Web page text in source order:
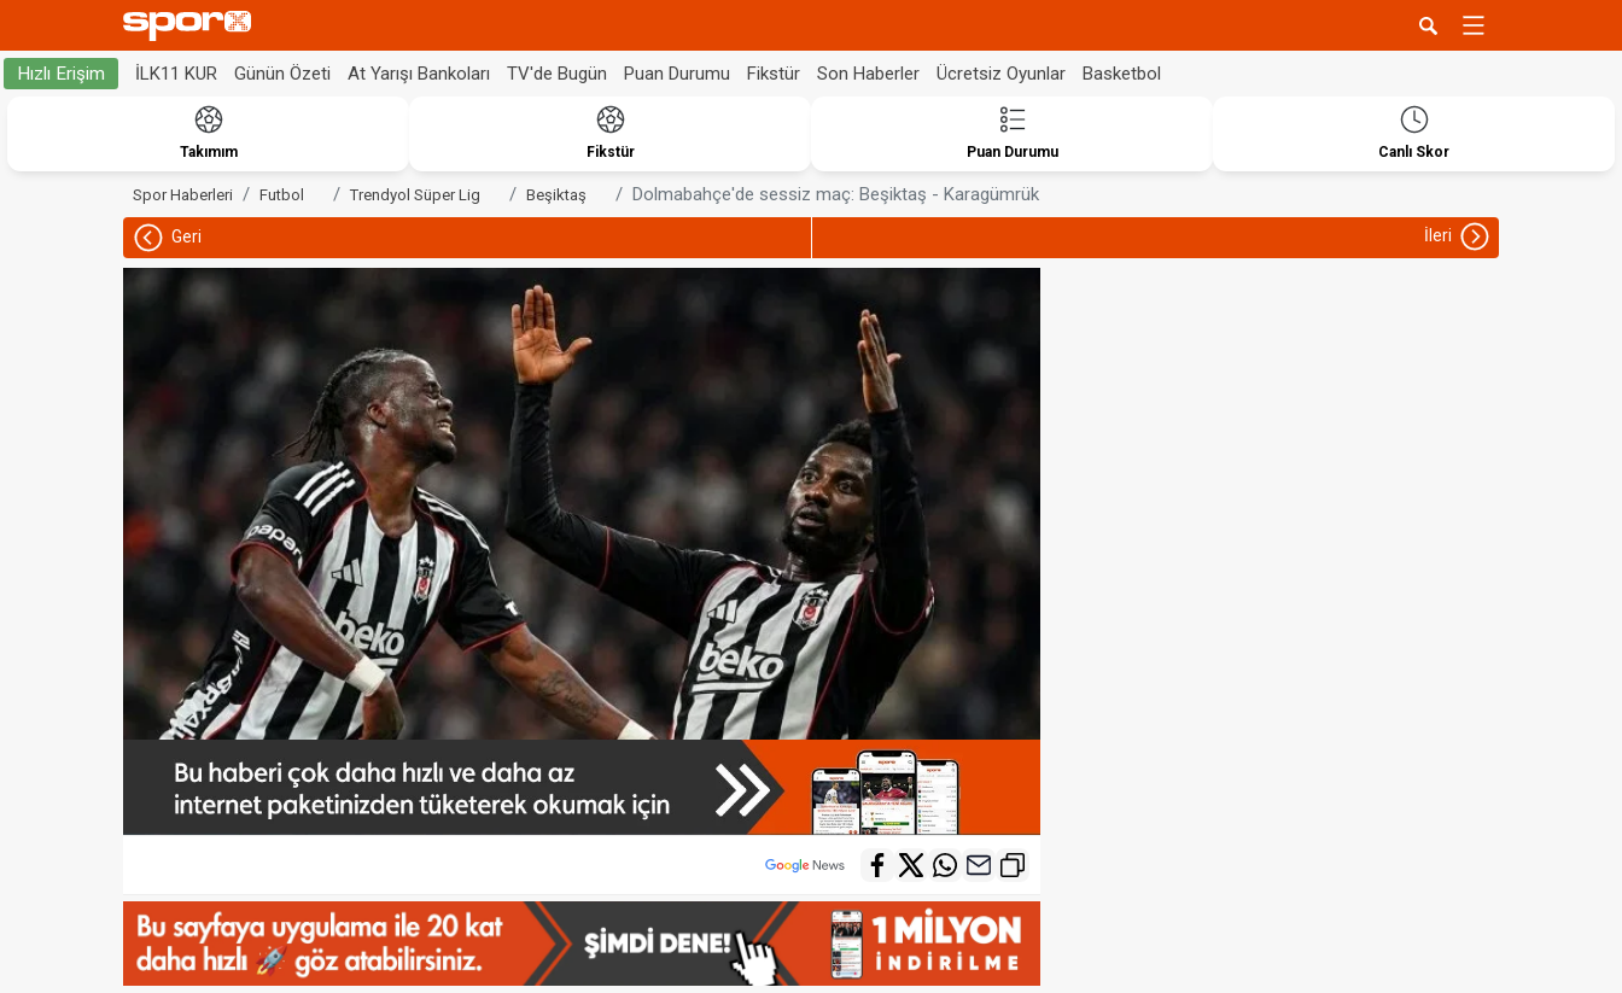
Hızlı Erişim İLK11 KUR Günün Özeti At Yarışı Bankoları TV'de Bugün Puan Durumu Fikstür Son Haberler Ücretsiz Oyunlar Basketbol
Takımım Fikstür Puan Durumu Canlı Skor
Spor Haberleri Futbol Trendyol Süper Lig Beşiktaş Dolmabahçe'de sessiz maç: Beşiktaş - Karagümrük
Geri İleri